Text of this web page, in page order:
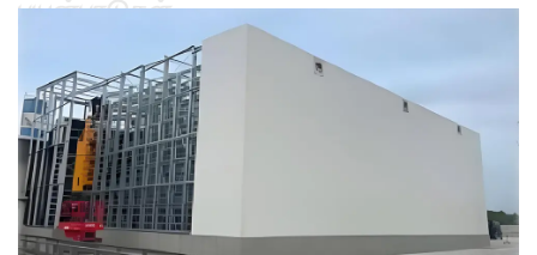
பயன்பாடுகள்